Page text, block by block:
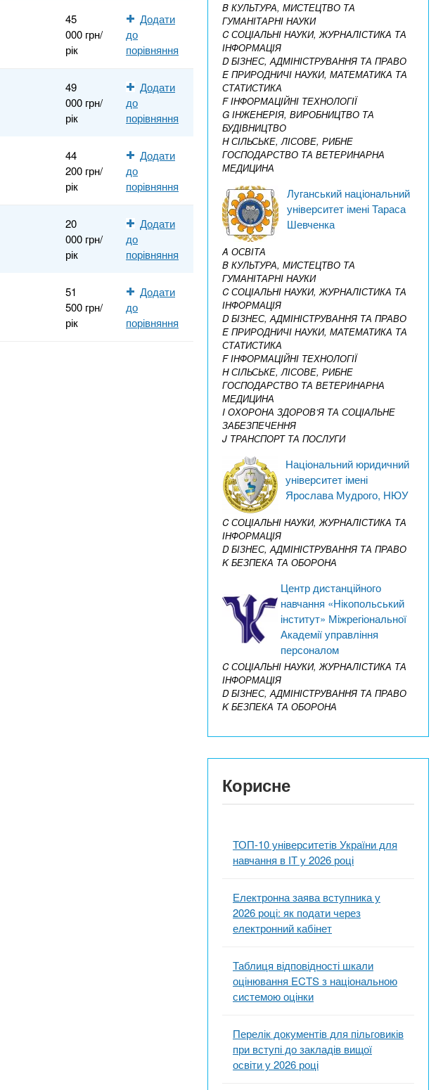
45
000 грн/
рік
Додати
до
порівняння
49
000 грн/
рік
Додати
до
порівняння
44
200 грн/
рік
Додати
до
порівняння
20
000 грн/
рік
Додати
до
порівняння
51
500 грн/
рік
Додати
до
порівняння
B КУЛЬТУРА, МИСТЕЦТВО ТА
ГУМАНІТАРНІ НАУКИ
C СОЦІАЛЬНІ НАУКИ, ЖУРНАЛІСТИКА ТА
ІНФОРМАЦІЯ
D БІЗНЕС, АДМІНІСТРУВАННЯ ТА ПРАВО
E ПРИРОДНИЧІ НАУКИ, МАТЕМАТИКА ТА
СТАТИСТИКА
F ІНФОРМАЦІЙНІ ТЕХНОЛОГІЇ
G ІНЖЕНЕРІЯ, ВИРОБНИЦТВО ТА
БУДІВНИЦТВО
H СІЛЬСЬКЕ, ЛІСОВЕ, РИБНЕ
ГОСПОДАРСТВО ТА ВЕТЕРИНАРНА
МЕДИЦИНА
Луганський національний
університет імені Тараса
Шевченка
A ОСВІТА
B КУЛЬТУРА, МИСТЕЦТВО ТА
ГУМАНІТАРНІ НАУКИ
C СОЦІАЛЬНІ НАУКИ, ЖУРНАЛІСТИКА ТА
ІНФОРМАЦІЯ
D БІЗНЕС, АДМІНІСТРУВАННЯ ТА ПРАВО
E ПРИРОДНИЧІ НАУКИ, МАТЕМАТИКА ТА
СТАТИСТИКА
F ІНФОРМАЦІЙНІ ТЕХНОЛОГІЇ
H СІЛЬСЬКЕ, ЛІСОВЕ, РИБНЕ
ГОСПОДАРСТВО ТА ВЕТЕРИНАРНА
МЕДИЦИНА
I ОХОРОНА ЗДОРОВ’Я ТА СОЦІАЛЬНЕ
ЗАБЕЗПЕЧЕННЯ
J ТРАНСПОРТ ТА ПОСЛУГИ
Національний юридичний
університет імені
Ярослава Мудрого, НЮУ
C СОЦІАЛЬНІ НАУКИ, ЖУРНАЛІСТИКА ТА
ІНФОРМАЦІЯ
D БІЗНЕС, АДМІНІСТРУВАННЯ ТА ПРАВО
K БЕЗПЕКА ТА ОБОРОНА
Центр дистанційного
навчання «Нікопольський
інститут» Міжрегіональної
Академії управління
персоналом
C СОЦІАЛЬНІ НАУКИ, ЖУРНАЛІСТИКА ТА
ІНФОРМАЦІЯ
D БІЗНЕС, АДМІНІСТРУВАННЯ ТА ПРАВО
K БЕЗПЕКА ТА ОБОРОНА
Корисне
ТОП-10 університетів України для
навчання в ІТ у 2026 році
Електронна заява вступника у
2026 році: як подати через
електронний кабінет
Таблиця відповідності шкали
оцінювання ECTS з національною
системою оцінки
Перелік документів для пільговиків
при вступі до закладів вищої
освіти у 2026 році